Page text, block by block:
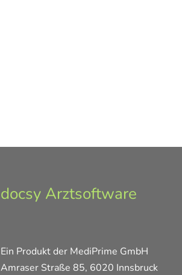
docsy Arztsoftware
Ein Produkt der MediPrime GmbH
Amraser Straße 85, 6020 Innsbruck